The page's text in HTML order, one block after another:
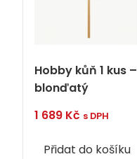
Hobby kůň 1 kus –
blonďatý
1 689 Kč s DPH
Přidat do košíku